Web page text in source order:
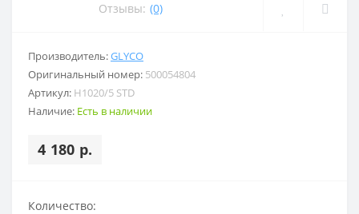
Отзывы: (0)
Производитель:GLYCO
Оригинальный номер: 500054804
Артикул: H1020/5 STD
Наличие: Есть в наличии
4 180 р.
Количество: